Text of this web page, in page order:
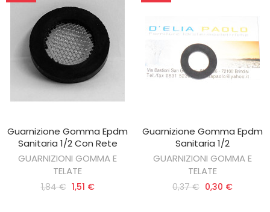
AGGIUNGI AL CARRELLO
Guarnizione Gomma Epdm
Sanitaria 1/2 Con Rete
GUARNIZIONI GOMMA E
TELATE
1,84 € 1,51 €
AGGIUNGI AL CARRELLO
Guarnizione Gomma Epdm
Sanitaria 1/2
GUARNIZIONI GOMMA E
TELATE
0,37 € 0,30 €